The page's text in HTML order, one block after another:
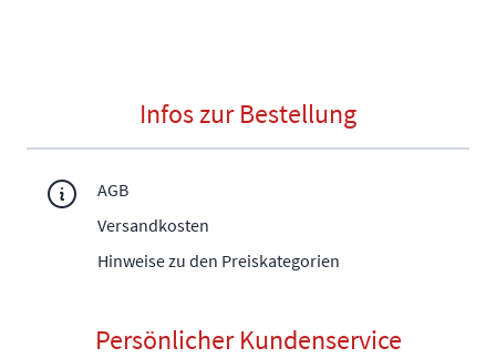
Infos zur Bestellung
AGB
Versandkosten
Hinweise zu den Preiskategorien
Persönlicher Kundenservice